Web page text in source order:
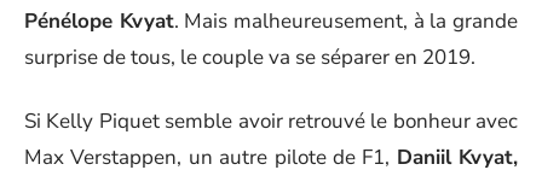
Pénélope Kvyat. Mais malheureusement, à la grande
surprise de tous, le couple va se séparer en 2019.
Si Kelly Piquet semble avoir retrouvé le bonheur avec
Max Verstappen, un autre pilote de F1, Daniil Kvyat,